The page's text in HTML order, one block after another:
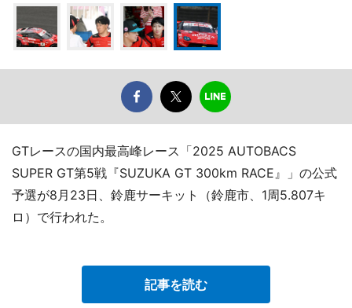
GTレースの国内最高峰レース「2025 AUTOBACS
SUPER GT第5戦『SUZUKA GT 300km RACE』」の公式
予選が8月23日、鈴鹿サーキット（鈴鹿市、1周5.807キ
ロ）で行われた。
記事を読む